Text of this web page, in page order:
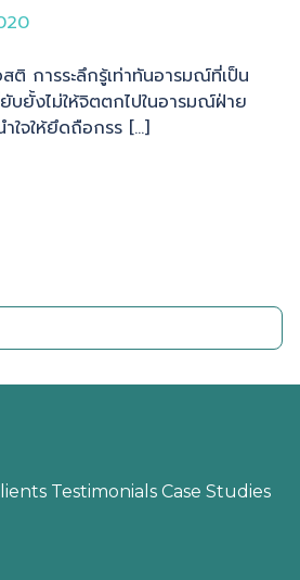
ติ การระลึกรู้เท่าทันอารมณ์ที่เป็น
บยั้งไม่ให้จิตตกไปในอารมณ์ฝ่าย
ใจให้ยึดถือกรร […]
Testimonials Case Studies